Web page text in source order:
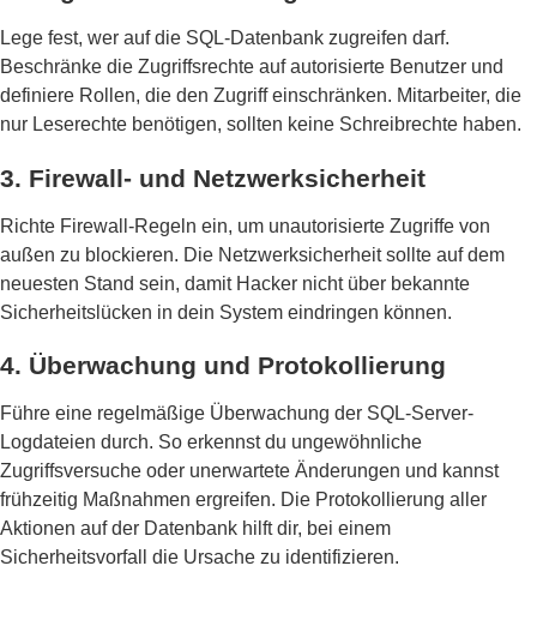
Lege fest, wer auf die SQL-Datenbank zugreifen darf.
Beschränke die Zugriffsrechte auf autorisierte Benutzer und
definiere Rollen, die den Zugriff einschränken. Mitarbeiter, die
nur Leserechte benötigen, sollten keine Schreibrechte haben.
3. Firewall- und Netzwerksicherheit
Richte Firewall-Regeln ein, um unautorisierte Zugriffe von
außen zu blockieren. Die Netzwerksicherheit sollte auf dem
neuesten Stand sein, damit Hacker nicht über bekannte
Sicherheitslücken in dein System eindringen können.
4. Überwachung und Protokollierung
Führe eine regelmäßige Überwachung der SQL-Server-
Logdateien durch. So erkennst du ungewöhnliche
Zugriffsversuche oder unerwartete Änderungen und kannst
frühzeitig Maßnahmen ergreifen. Die Protokollierung aller
Aktionen auf der Datenbank hilft dir, bei einem
Sicherheitsvorfall die Ursache zu identifizieren.